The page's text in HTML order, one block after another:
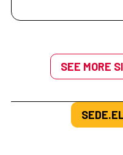
SEE MORE